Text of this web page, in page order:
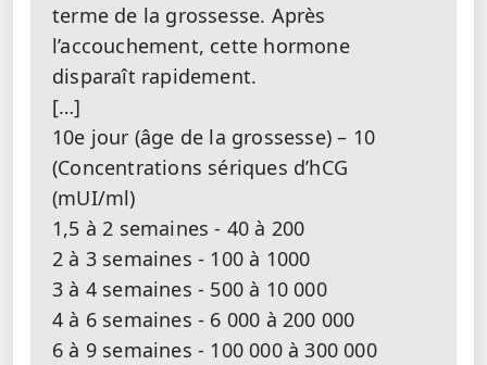
terme de la grossesse. Après
l’accouchement, cette hormone
disparaît rapidement.
[…]
10e jour (âge de la grossesse) – 10
(Concentrations sériques d’hCG
(mUI/ml)
1,5 à 2 semaines - 40 à 200
2 à 3 semaines - 100 à 1000
3 à 4 semaines - 500 à 10 000
4 à 6 semaines - 6 000 à 200 000
6 à 9 semaines - 100 000 à 300 000